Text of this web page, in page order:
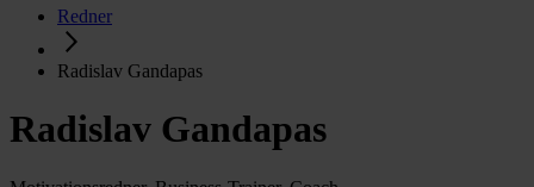
Redner
Radislav Gandapas
Radislav Gandapas